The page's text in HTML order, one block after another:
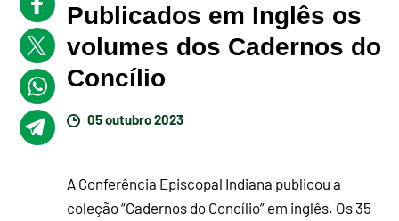
Publicados em Inglês os
volumes dos Cadernos do
Concílio
05 outubro 2023
A Conferência Episcopal Indiana publicou a
coleção “Cadernos do Concílio” em inglês. Os 35